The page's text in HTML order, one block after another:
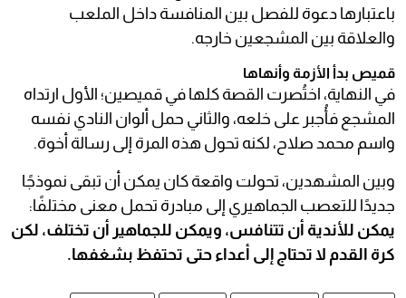
باعتبارها دعوة للفصل بين المنافسة داخل الملعب
والعلاقة بين المشجعين خارجه.
قميص بدأ الأزمة وأنهاها
في النهاية، اختُصرت القصة كلها في قميصين؛ الأول ارتداه
المشجع فأُجبر على خلعه، والثاني حمل ألوان النادي نفسه
واسم محمد صلاح، لكنه تحول هذه المرة إلى رسالة أخوة.
وبين المشهدين، تحولت واقعة كان يمكن أن تبقى نموذجًا
جديدًا للتعصب الجماهيري إلى مبادرة تحمل معنى مختلفًا:
يمكن للأندية أن تتنافس، ويمكن للجماهير أن تختلف، لكن
كرة القدم لا تحتاج إلى أعداء حتى تحتفظ بشغفها.